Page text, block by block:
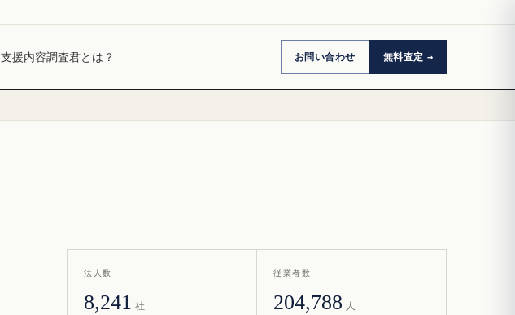
支援内容調査君とは？ お問い合わせ 無料査定
法人数
8,241 社
従業者数
204,788 人